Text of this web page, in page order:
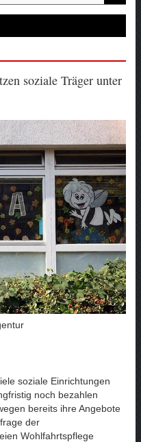
soziale Träger unter
soziale Einrichtungen
noch bezahlen
bereits ihre Angebote
der
Wohlfahrtspflege